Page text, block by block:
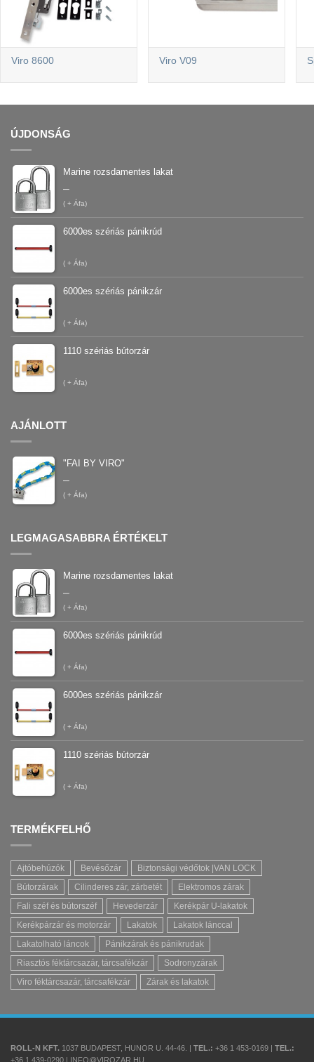
Viro 8600 Viro V09
ÚJDONSÁG
Marine rozsdamentes lakat
–
( + Áfa)
6000es szériás pánikrúd
( + Áfa)
6000es szériás pánikzár
( + Áfa)
1110 szériás bútorzár
( + Áfa)
AJÁNLOTT
"FAI BY VIRO"
–
( + Áfa)
LEGMAGASABBRA ÉRTÉKELT
Marine rozsdamentes lakat
–
( + Áfa)
6000es szériás pánikrúd
( + Áfa)
6000es szériás pánikzár
( + Áfa)
1110 szériás bútorzár
( + Áfa)
TERMÉKFELHŐ
Ajtóbehúzók Bevésőzár
Biztonsági védőtok |VAN LOCK
Bútorzárak
Cilinderes zár, zárbetét
Elektromos zárak
Fali széf és bútorszéf
Hevederzár
Kerékpár U-lakatok
Kerékpárzár és motorzár
Lakatok
Lakatok lánccal
Lakatolható láncok
Pánikzárak és pánikrudak
Riasztós féktárcsazár, tárcsafékzár
Sodronyzárak
Viro féktárcsazár, tárcsafékzár
Zárak és lakatok
ROLL-N KFT. 1037 BUDAPEST, HUNOR U. 44-46. | TEL.: +36 1 453-0169 | TEL.:
+36 1 439-0290 | INFO@VIROZAR.HU